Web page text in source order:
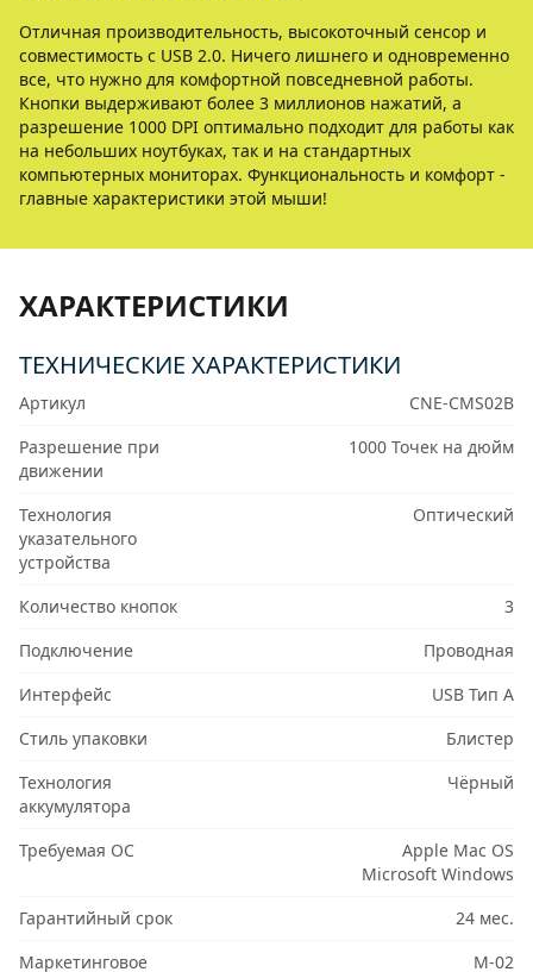
Отличная производительность, высокоточный сенсор и
совместимость с USB 2.0. Ничего лишнего и одновременно
все, что нужно для комфортной повседневной работы.
Кнопки выдерживают более 3 миллионов нажатий, а
разрешение 1000 DPI оптимально подходит для работы как
на небольших ноутбуках, так и на стандартных
компьютерных мониторах. Функциональность и комфорт -
главные характеристики этой мыши!
ХАРАКТЕРИСТИКИ
ТЕХНИЧЕСКИЕ ХАРАКТЕРИСТИКИ
Артикул
CNE-CMS02B
Разрешение при
движении
1000 Точек на дюйм
Технология
указательного
устройства
Оптический
Количество кнопок
3
Подключение
Проводная
Интерфейс
USB Тип A
Стиль упаковки
Блистер
Технология
аккумулятора
Чёрный
Требуемая ОС
Apple Mac OS
Microsoft Windows
Гарантийный срок
24 мес.
Маркетинговое
M-02